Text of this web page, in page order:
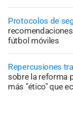
Protocolos de
fútbol móviles
Repercusiones
sobre la reforma
más "ético" que